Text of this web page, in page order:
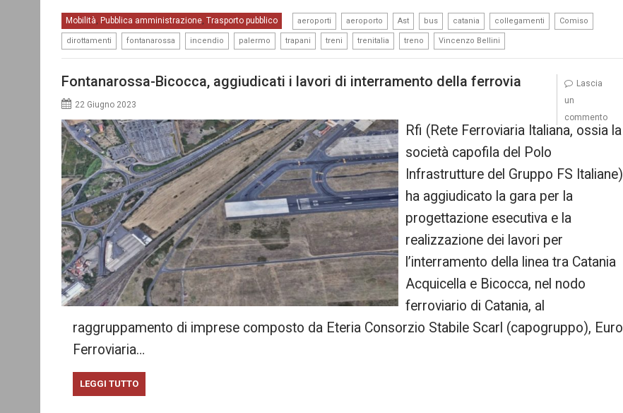
Mobilità Pubblica amministrazione Trasporto pubblico aeroporti aeroporto Ast bus catania collegamenti Comiso
dirottamenti fontanarossa incendio palermo trapani treni trenitalia treno Vincenzo Bellini
Fontanarossa-Bicocca, aggiudicati i lavori di interramento della ferrovia
22 Giugno 2023
Rfi (Rete Ferroviaria Italiana, ossia la
società capofila del Polo
Infrastrutture del Gruppo FS Italiane)
ha aggiudicato la gara per la
progettazione esecutiva e la
realizzazione dei lavori per
l’interramento della linea tra Catania
Acquicella e Bicocca, nel nodo
ferroviario di Catania, al
raggruppamento di imprese composto da Eteria Consorzio Stabile Scarl (capogruppo), Euro
Ferroviaria…
LEGGI TUTTO
Lascia
un
commento